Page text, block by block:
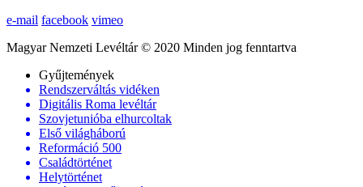
e-mail facebook vimeo
Magyar Nemzeti Levéltár © 2020 Minden jog fenntartva
Gyűjtemények
Rendszerváltás vidéken
Digitális Roma levéltár
Szovjetunióba elhurcoltak
Első világháború
Reformáció 500
Családtörténet
Helytörténet